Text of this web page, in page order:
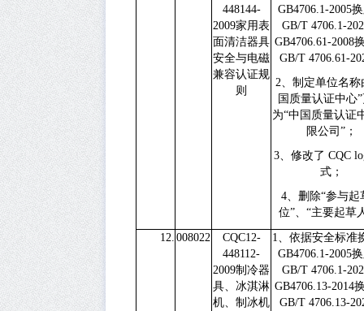
448144-
2009家用表
面清洁器具
安全与电磁
兼容认证规
则
GB4706.1-2005
GB/T 4706.1-
GB4706.61-2008
GB/T 4706.61-
2 、制定单位名称
国质量认证中心
为“中国质量认证
限公司”；
3 、修改了 CQC
式；
4、删除“参与起
位” “主要起草
12. 008022
CQC12-
448112-
2009制冷器
具、冰淇淋
机、制冰机
1 、依据安全标准
GB4706.1-2005
GB/T 4706.1-
GB4706.13-2014
GB/T 4706.13-